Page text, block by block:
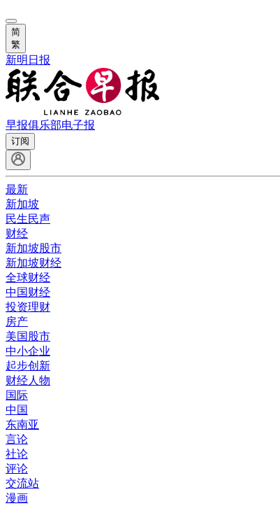
简
繁
新明日报
早报俱乐部电子报
订阅
最新
新加坡
民生民声
财经
新加坡股市
新加坡财经
全球财经
中国财经
投资理财
房产
美国股市
中小企业
起步创新
财经人物
国际
中国
东南亚
言论
社论
评论
交流站
漫画